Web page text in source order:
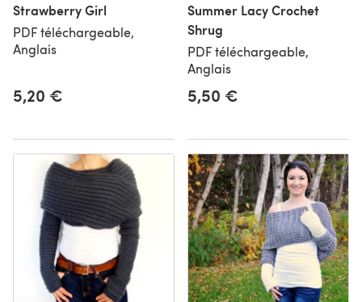
Strawberry Girl
PDF téléchargeable,
Anglais
5,20 €
Summer Lacy Crochet
Shrug
PDF téléchargeable,
Anglais
5,50 €